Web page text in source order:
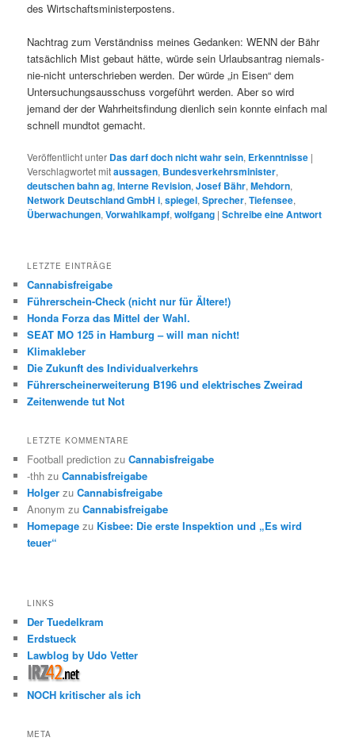
des Wirtschaftsministerpostens.
Nachtrag zum Verständniss meines Gedanken: WENN der Bähr
tatsächlich Mist gebaut hätte, würde sein Urlaubsantrag niemals-
nie-nicht unterschrieben werden. Der würde „in Eisen“ dem
Untersuchungsausschuss vorgeführt werden. Aber so wird
jemand der der Wahrheitsfindung dienlich sein konnte einfach mal
schnell mundtot gemacht.
Veröffentlicht unter Das darf doch nicht wahr sein, Erkenntnisse |
Verschlagwortet mitaussagen, Bundesverkehrsminister,
deutschen bahn ag,Interne Revision,Josef Bähr,Mehdorn,
Network Deutschland GmbH i,spiegel,Sprecher,Tiefensee,
Überwachungen,Vorwahlkampf,wolfgang |Schreibe eine Antwort
LETZTE EINTRÄGE
Cannabisfreigabe
Führerschein-Check (nicht nur für Ältere!)
Honda Forza das Mittel der Wahl.
SEAT MO 125 in Hamburg – will man nicht!
Klimakleber
Die Zukunft des Individualverkehrs
Führerscheinerweiterung B196 und elektrisches Zweirad
Zeitenwende tut Not
LETZTE KOMMENTARE
Football prediction zuCannabisfreigabe
-thh zuCannabisfreigabe
Holger zuCannabisfreigabe
Anonym zuCannabisfreigabe
Homepage zu Kisbee: Die erste Inspektion und „Es wird
teuer“
LINKS
Der Tuedelkram
Erdstueck
Lawblog by Udo Vetter
NOCH kritischer als ich
META